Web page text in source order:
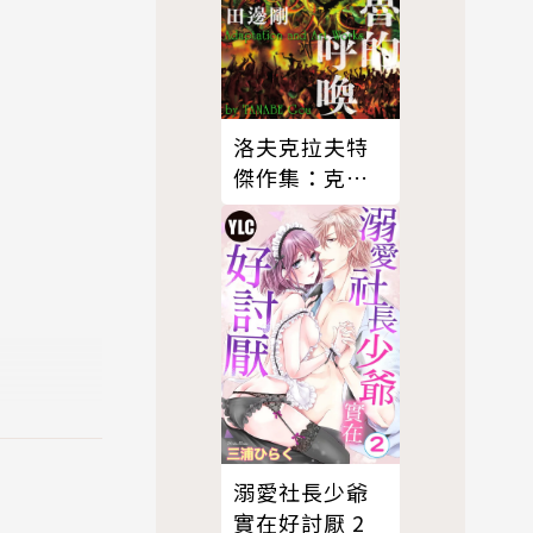
洛夫克拉夫特
傑作集：克蘇
魯的呼喚
溺愛社長少爺
實在好討厭 2